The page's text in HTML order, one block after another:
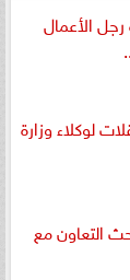
رجل الأعمال
لوكلاء وزارة
التعاون مع